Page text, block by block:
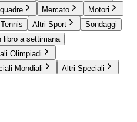
Mercato
Motori
Tennis Altri Sport
Sondaggi
libro a settimana
Olimpiadi
Mondiali Altri Speciali